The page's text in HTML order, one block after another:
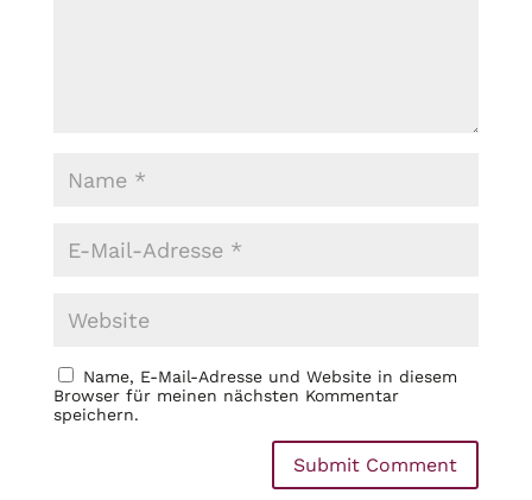
Name, E-Mail-Adresse und Website in diesem
Browser für meinen nächsten Kommentar
speichern.